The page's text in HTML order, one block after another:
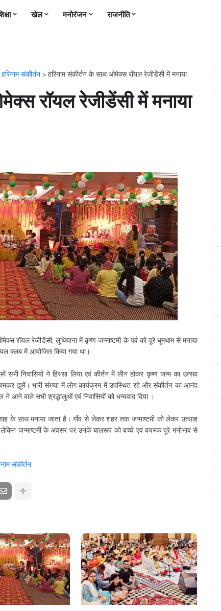
खेल मनोरंजन राजनीति
हरिनाम संकीर्तन > हरिनाम संकीर्तन के साथ ओमेक्स रॉयल रेजीडेंसी में मनाया
रॉयल रेजीडेंसी में मनाया
रॉयल रेजीडेंसी, लुधियाना में कृष्ण जन्माष्टमी के पर्व को पूरे धूमधाम से मनाया
क्लब में आयोजित किया गया था।
सभी निवासियों ने हिस्सा लिया एवं कीर्तन में लीन होकर कृष्ण जन्म का उत्सव
जमकर झूमें। भारी संख्या में लोग कार्यक्रम में उपस्थित रहे और संकीर्तन का आनंद
वाले सभी श्रद्धालुओं एवं निवासियों को धन्यवाद दिया ।
के साथ मनाया जाता है। गाँव से लेकर शहर तक जन्माष्टमी को लेकर उत्साह
जन्माष्टमी के अवसर पर उनके बालरूप को बच्चे एवं वयस्क पूरे मनोभाव से
संकीर्तन